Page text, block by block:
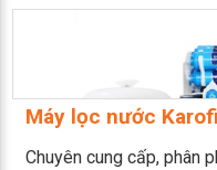
Máy lọc nước
Chuyên cung cấp, phân